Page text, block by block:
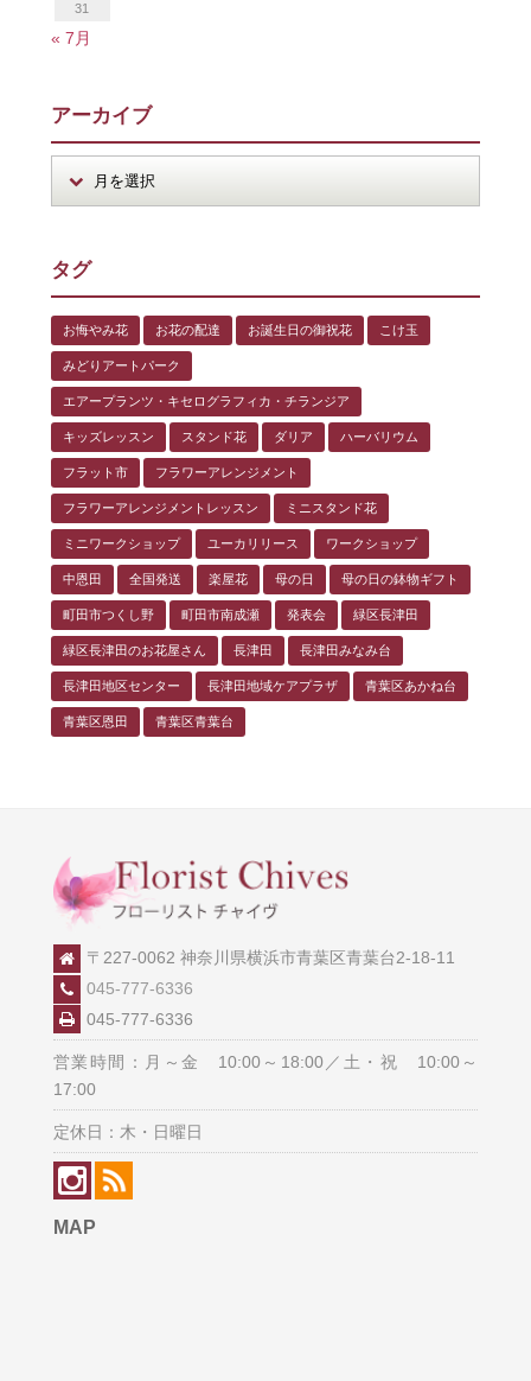
31
« 7月
アーカイブ
タグ
お悔やみ花 お花の配達 お誕生日の御祝花 こけ玉
みどりアートパーク
エアープランツ・キセログラフィカ・チランジア
キッズレッスン スタンド花 ダリア ハーバリウム
フラット市 フラワーアレンジメント
フラワーアレンジメントレッスン ミニスタンド花
ミニワークショップ ユーカリリース ワークショップ
中恩田 全国発送 楽屋花 母の日 母の日の鉢物ギフト
町田市つくし野 町田市南成瀬 発表会 緑区長津田
緑区長津田のお花屋さん 長津田 長津田みなみ台
長津田地区センター 長津田地域ケアプラザ 青葉区あかね台
青葉区恩田 青葉区青葉台
〒227-0062 神奈川県横浜市青葉区青葉台2-18-11
045-777-6336
045-777-6336
営業時間：月～金 10:00～18:00／土・祝 10:00～
17:00
定休日：木・日曜日
MAP